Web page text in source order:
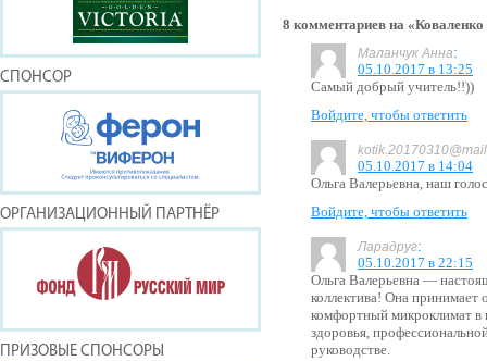
СПОНСОР
ОРГАНИЗАЦИОННЫЙ ПАРТНЁР
ПРИЗОВЫЕ СПОНСОРЫ
8 комментариев на
Маланчук Анна:
05.10.2017 в 13:25
Самый добрый учитель!!))
Войдите, чтобы ответить
05.10.2017 в 14:04
Ольга Валерьевна, наш
Войдите, чтобы ответить
Ларадруг:
05.10.2017 в 22:15
Ольга Валерьевна —
коллектива! Она принимает
комфортный микроклимат в
здоровья,
руководстве.